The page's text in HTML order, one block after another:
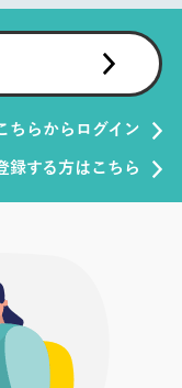
ちらからログイン
録する方はこちら